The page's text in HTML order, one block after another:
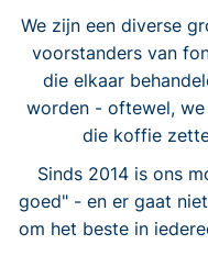
We zijn een diverse
voorstanders van
die elkaar
worden - oftewel,
die koffie
Sinds 2014 is ons
goed" - en er gaat
om het beste in